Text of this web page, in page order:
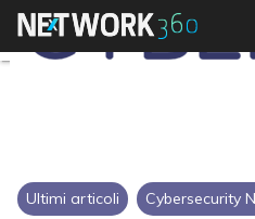
Ultimi articoli Cybersecurity